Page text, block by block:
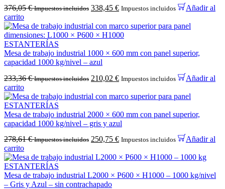
376,05€ Impuestos incluidos 338,45 € Impuestos incluidos
Añadir al
carrito
ESTANTERÍAS
Mesa de trabajo industrial 1000 × 600 mm con panel superior,
capacidad 1000 kg/nivel – azul
233,36€ Impuestos incluidos 210,02 € Impuestos incluidos
Añadir al
carrito
ESTANTERÍAS
Mesa de trabajo industrial 2000 × 600 mm con panel superior,
capacidad 1000 kg/nivel – gris y azul
278,61€ Impuestos incluidos 250,75 € Impuestos incluidos
Añadir al
carrito
ESTANTERÍAS
Mesa de trabajo industrial L2000 × P600 × H1000 – 1000 kg/nivel
– Gris y Azul – sin contrachapado